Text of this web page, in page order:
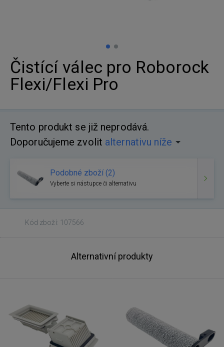
Čistící válec pro Roborock
Flexi/Flexi Pro
Tento produkt se již neprodává.
Doporučujeme zvolit alternativu níže
Podobné zboží (2)
Vyberte si nástupce či alternativu
Kód zboží: 107566
Alternativní produkty